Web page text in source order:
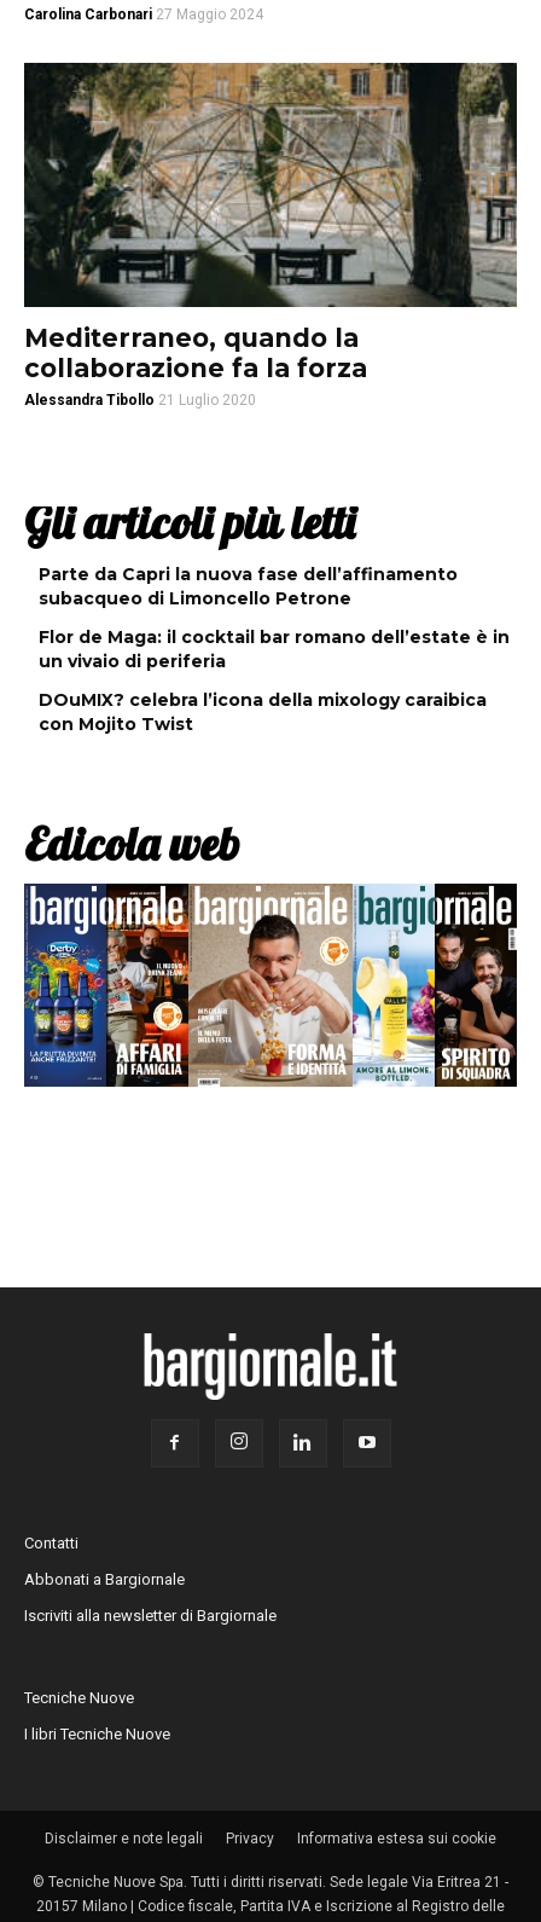
Carolina Carbonari 27 Maggio 2024
Mediterraneo, quando la
collaborazione fa la forza
Alessandra Tibollo 21 Luglio 2020
Gli articoli più letti
Parte da Capri la nuova fase dell’affinamento
subacqueo di Limoncello Petrone
Flor de Maga: il cocktail bar romano dell’estate è in
un vivaio di periferia
DOuMIX? celebra l’icona della mixology caraibica
con Mojito Twist
Edicola web
Contatti
Abbonati a Bargiornale
Iscriviti alla newsletter di Bargiornale
Tecniche Nuove
I libri Tecniche Nuove
Disclaimer e note legali Privacy Informativa estesa sui cookie
© Tecniche Nuove Spa. Tutti i diritti riservati. Sede legale Via Eritrea 21 -
20157 Milano | Codice fiscale, Partita IVA e Iscrizione al Registro delle